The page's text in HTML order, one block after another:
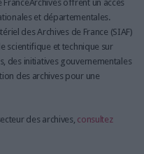
offrent un accès
et départementales.
des Archives de France (SIAF)
scientifique et technique sur
des initiatives gouvernementales
des archives pour une
des archives, consultez